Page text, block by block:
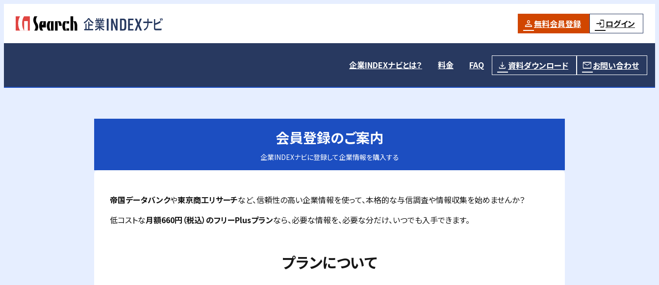
無料会員登録 ログイン
企業INDEXナビとは？ 料金 FAQ 資料ダウンロード お問い合わせ
会員登録のご案内
企業INDEXナビに登録して企業情報を購入する
帝国データバンクや東京商工リサーチなど、信頼性の高い企業情報を使って、本格的な与信調査や情報収集を始めませんか？
低コストな月額660円（税込）のフリーPlusプランなら、必要な情報を、必要な分だけ、いつでも入手できます。
プランについて